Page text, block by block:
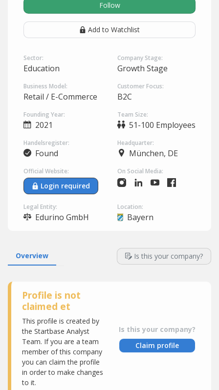
Follow
Add to Watchlist
Sector:
Education
Company Stage:
Growth Stage
Business Model:
Retail / E-Commerce
Customer Focus:
B2C
Founding Year:
2021
Team Size:
51-100 Employees
Handelsregister:
Found
Headquarter:
München, DE
Official Website:
Login required
On Social Media:
Legal Entity:
Edurino GmbH
Location:
Bayern
Overview Is this your company?
Profile is not
claimed et
This profile is created by
the Startbase Analyst
Team. If you are a team
member of this company
you can claim the profile
in order to make changes
to it.
Is this your company?
Claim profile